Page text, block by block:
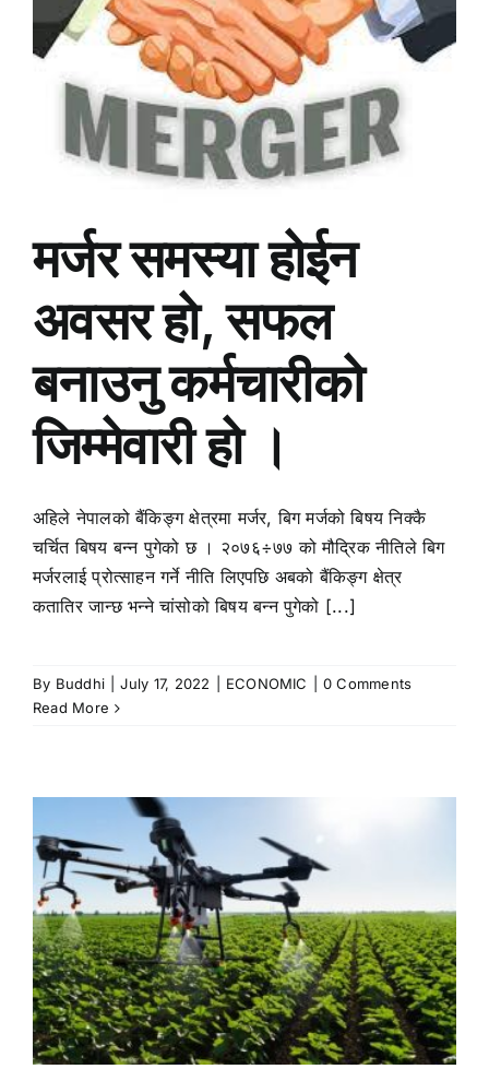
मर्जर समस्या होईन
अवसर हो, सफल
बनाउनु कर्मचारीको
जिम्मेवारी हो ।
अहिले नेपालको बैंकिङ्ग क्षेत्रमा मर्जर, बिग मर्जको बिषय निक्कै
चर्चित बिषय बन्न पुगेको छ । २०७६÷७७ को मौद्रिक नीतिले बिग
मर्जरलाई प्रोत्साहन गर्ने नीति लिएपछि अबको बैंकिङ्ग क्षेत्र
कतातिर जान्छ भन्ने चांसोको बिषय बन्न पुगेको [...]
By Buddhi July 17, 2022 ECONOMIC
0 Comments
Read More